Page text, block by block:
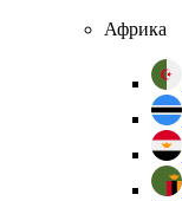
Африка